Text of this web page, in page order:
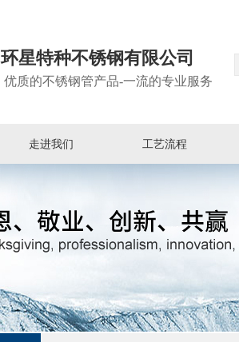
环星特种不锈钢有限公司
优质的不锈钢管产品-一流的专业服务
走进我们 工艺流程